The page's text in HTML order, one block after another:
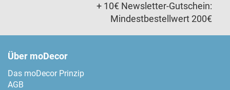
+ 10€ Newsletter-Gutschein:
Mindestbestellwert 200€
Über moDecor
Das moDecor Prinzip
AGB